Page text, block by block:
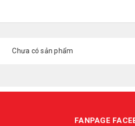
Chưa có sản phẩm
FANPAGE